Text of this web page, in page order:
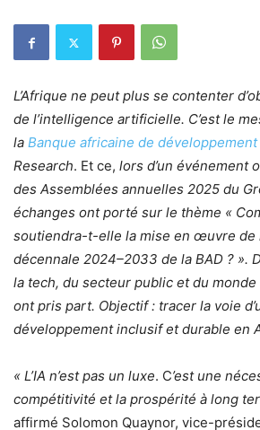
L’Afrique ne peut plus se contenter
de l’intelligence artificielle. C’est le
la Banque africaine de développement
Research. Et ce, lors d’un événement
des Assemblées annuelles 2025 du
échanges ont porté sur le thème «
soutiendra-t-elle la mise en œuvre de
décennale 2024–2033 de la BAD ? ».
la tech, du secteur public et du
ont pris part. Objectif : tracer la voie
développement inclusif et durable en
« L’IA n’est pas un luxe. C’est une
compétitivité et la prospérité à long
affirmé Solomon Quaynor, vice-